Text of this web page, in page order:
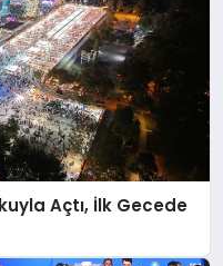
Açtı, İlk Gecede